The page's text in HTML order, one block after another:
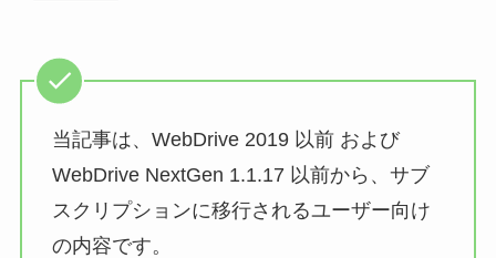
当記事は、WebDrive 2019 以前 および
WebDrive NextGen 1.1.17 以前から、サブ
スクリプションに移行されるユーザー向け
の内容です。